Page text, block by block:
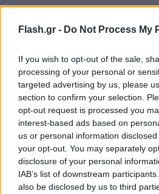
Flash.gr - Do Not Process My
If you wish to opt-out of the sale,
processing of your personal or
targeted advertising by us, please
section to confirm your selection.
opt-out request is processed you
interest-based ads based on
us or personal information
your opt-out. You may separately
disclosure of your personal
IAB’s list of downstream
also be disclosed by us to third